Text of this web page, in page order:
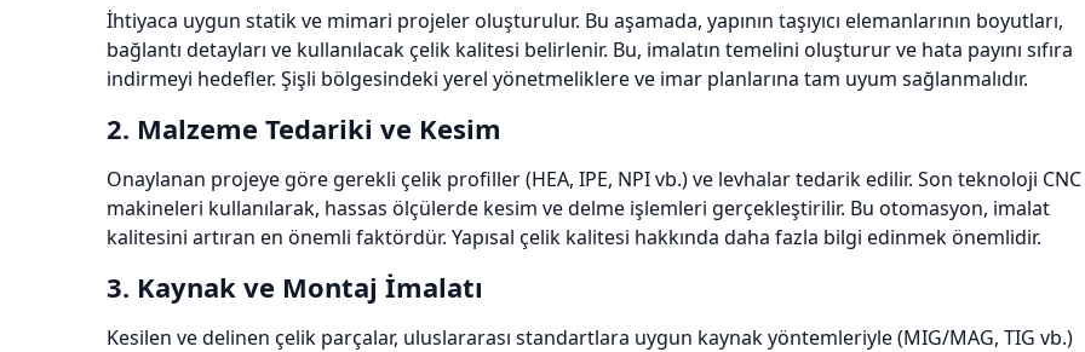
İhtiyaca uygun statik ve mimari projeler oluşturulur. Bu aşamada, yapının taşıyıcı elemanlarının boyutları,
bağlantı detayları ve kullanılacak çelik kalitesi belirlenir. Bu, imalatın temelini oluşturur ve hata payını sıfıra
indirmeyi hedefler. Şişli bölgesindeki yerel yönetmeliklere ve imar planlarına tam uyum sağlanmalıdır.
2. Malzeme Tedariki ve Kesim
Onaylanan projeye göre gerekli çelik profiller (HEA, IPE, NPI vb.) ve levhalar tedarik edilir. Son teknoloji CNC
makineleri kullanılarak, hassas ölçülerde kesim ve delme işlemleri gerçekleştirilir. Bu otomasyon, imalat
kalitesini artıran en önemli faktördür. Yapısal çelik kalitesi hakkında daha fazla bilgi edinmek önemlidir.
3. Kaynak ve Montaj İmalatı
Kesilen ve delinen çelik parçalar, uluslararası standartlara uygun kaynak yöntemleriyle (MIG/MAG, TIG vb.)